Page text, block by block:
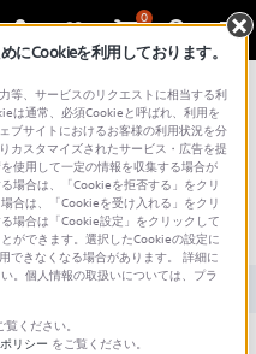
0
わせ アクセサリー （パソコンアクセサリー）
説明書 Q&A
にCookieを利用しております。
等、サービスのリクエストに相当する利
は通常、必須Cookieと呼ばれ、利用を
ブサイトにおけるお客様の利用状況を分
カスタマイズされたサービス・広告を提
使用して一定の情報を収集する場合が
場合は、「Cookieを拒否する」をクリ
合は、「Cookieを受け入れる」をクリ
場合は「Cookie設定」をクリックして
ができます。選択したCookieの設定に
できなくなる場合があります。 詳細に
。個人情報の取扱いについては、プラ
覧ください。
リシー をご覧ください。